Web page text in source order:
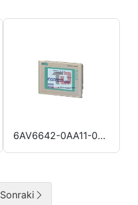
6AV6642-0AA11-0AX1
Sonraki